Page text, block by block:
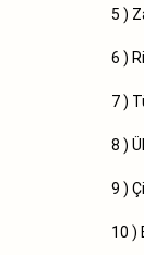
5 )
6 )
7 )
8 )
9 )
10 )